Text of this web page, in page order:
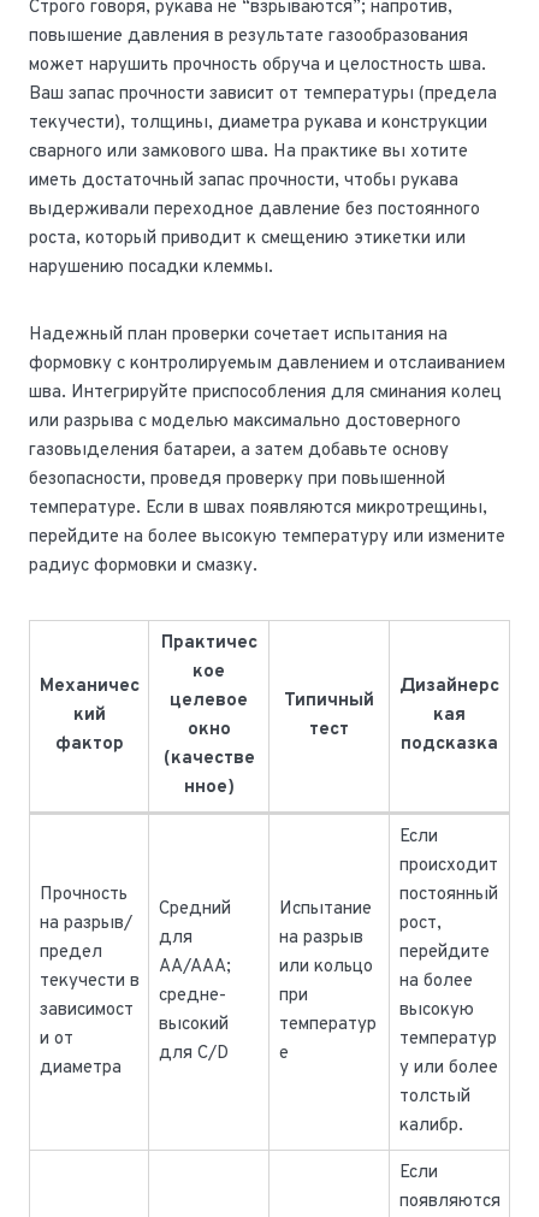
Строго говоря, рукава не “взрываются”; напротив,
повышение давления в результате газообразования
может нарушить прочность обруча и целостность шва.
Ваш запас прочности зависит от температуры (предела
текучести), толщины, диаметра рукава и конструкции
сварного или замкового шва. На практике вы хотите
иметь достаточный запас прочности, чтобы рукава
выдерживали переходное давление без постоянного
роста, который приводит к смещению этикетки или
нарушению посадки клеммы.
Надежный план проверки сочетает испытания на
формовку с контролируемым давлением и отслаиванием
шва. Интегрируйте приспособления для сминания колец
или разрыва с моделью максимально достоверного
газовыделения батареи, а затем добавьте основу
безопасности, проведя проверку при повышенной
температуре. Если в швах появляются микротрещины,
перейдите на более высокую температуру или измените
радиус формовки и смазку.
Механичес
кий
фактор
Практичес
кое
целевое
окно
(качестве
нное)
Типичный
тест
Дизайнерс
кая
подсказка
Прочность
на разрыв/
предел
текучести в
зависимост
и от
диаметра
Средний
для
AA/AAA;
средне-
высокий
для C/D
Испытание
на разрыв
или кольцо
при
температур
е
Если
происходит
постоянный
рост,
перейдите
на более
высокую
температур
у или более
толстый
калибр.
Если
появляются